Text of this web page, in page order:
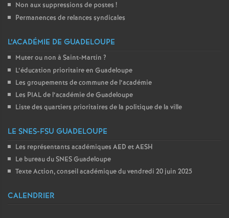
Non aux suppressions de postes !
Permanences de relances syndicales
L’ACADÉMIE DE GUADELOUPE
Muter ou non à Saint-Martin ?
L’éducation prioritaire en Guadeloupe
Les groupements de commune de l’académie
Les PIAL de l’académie de Guadeloupe
Liste des quartiers prioritaires de la politique de la ville
LE SNES-FSU GUADELOUPE
Les représentants académiques AED et AESH
Le bureau du SNES Guadeloupe
Texte Action, conseil académique du vendredi 20 juin 2025
CALENDRIER